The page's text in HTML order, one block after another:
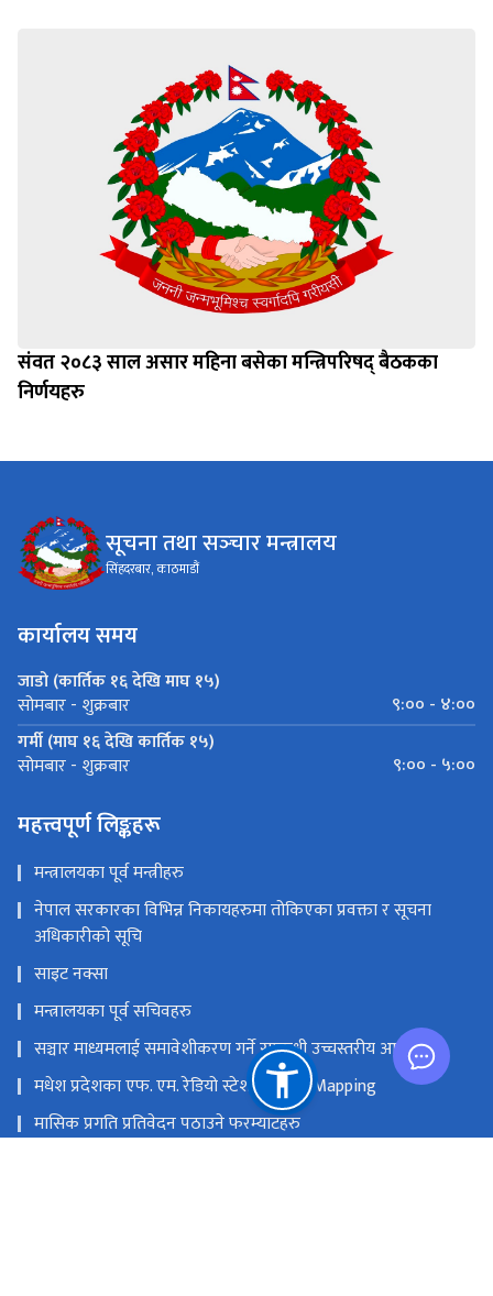
संवत २०८३ साल असार महिना बसेका मन्त्रिपरिषद् बैठकका
निर्णयहरु
सूचना तथा सञ्‍चार मन्त्रालय
सिंहदरबार, काठमाडौं
कार्यालय समय
जाडो (कार्तिक १६ देखि माघ १५)
सोमबार - शुक्रबार
९:०० - ४:००
गर्मी (माघ १६ देखि कार्तिक १५)
सोमबार - शुक्रबार ९:०० - ५:००
महत्त्वपूर्ण लिङ्कहरू
मन्त्रालयका पूर्व मन्त्रीहरु
नेपाल सरकारका विभिन्न निकायहरुमा तोकिएका प्रवक्ता र सूचना
अधिकारीको सूचि
साइट नक्सा
मन्त्रालयका पूर्व सचिवहरु
सञ्चार माध्यमलाई समावेशीकरण गर्ने सम्बन्धी उच्चस्तरीय आयोग
मधेश प्रदेशका एफ. एम. रेडियो स्टेशनको GIS Mapping
मासिक प्रगति प्रतिवेदन पठाउने फरम्याटहरु